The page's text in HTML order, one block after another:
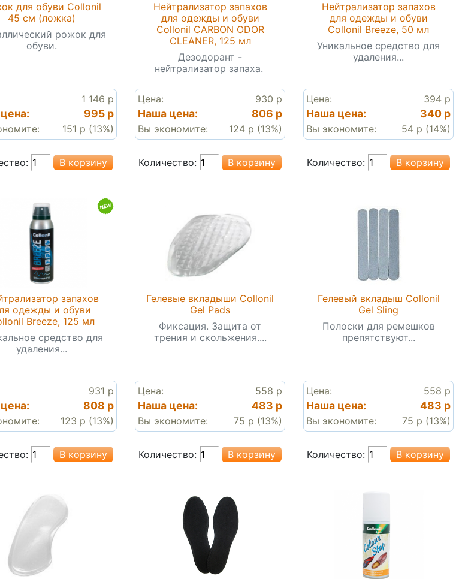
для обуви Collonil
45 см (ложка)
рожок для
обуви.
1 146 р
995 р
151 р (13%)
Нейтрализатор запахов
для одежды и обуви
Collonil CARBON ODOR
CLEANER, 125 мл
Дезодорант -
нейтрализатор запаха.
Цена: 930 р
Наша цена: 806 р
Вы экономите: 124 р (13%)
Количество:
Нейтрализатор запахов
для одежды и обуви
Collonil Breeze, 50 мл
Уникальное средство для
удаления...
Цена: 394 р
Наша цена: 340 р
Вы экономите: 54 р (14%)
Количество:
запахов
одежды и обуви
Breeze, 125 мл
средство для
удаления...
931 р
808 р
123 р (13%)
Гелевые вкладыши Collonil
Gel Pads
Фиксация. Защита от
трения и скольжения....
Цена: 558 р
Наша цена: 483 р
Вы экономите: 75 р (13%)
Количество:
Гелевый вкладыш Collonil
Gel Sling
Полоски для ремешков
препятствуют...
Цена: 558 р
Наша цена: 483 р
Вы экономите: 75 р (13%)
Количество: